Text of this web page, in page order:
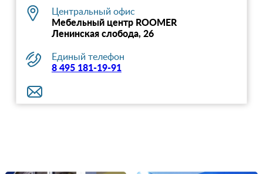
Центральный офис
Мебельный центр ROOMER
Ленинская слобода, 26
Единый телефон
8 495 181-19-91